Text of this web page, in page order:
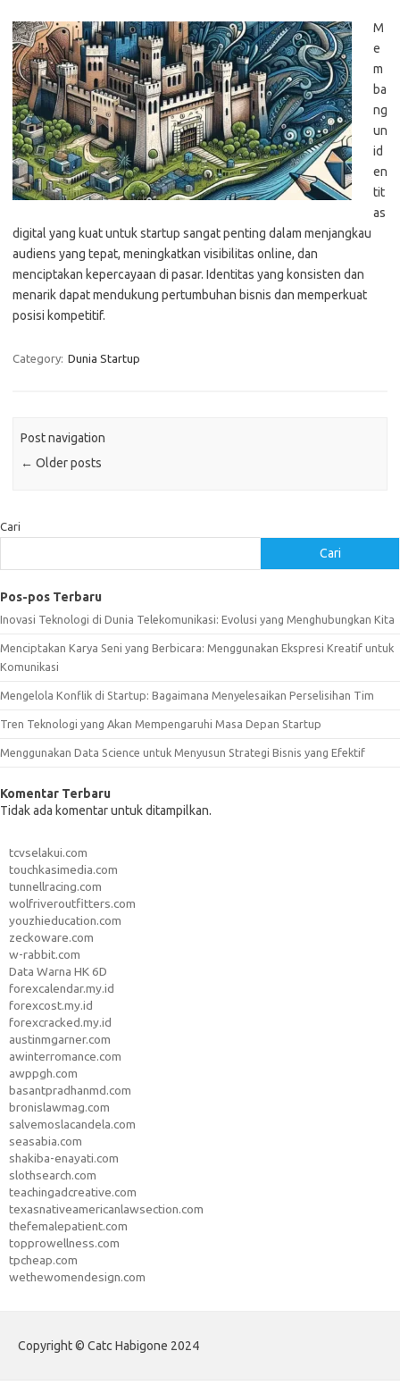
M
e
m
ba
ng
un
id
en
tit
as
digital yang kuat untuk startup sangat penting dalam menjangkau
audiens yang tepat, meningkatkan visibilitas online, dan
menciptakan kepercayaan di pasar. Identitas yang konsisten dan
menarik dapat mendukung pertumbuhan bisnis dan memperkuat
posisi kompetitif.
Category: Dunia Startup
Post navigation
← Older posts
Cari
Cari
Pos-pos Terbaru
Inovasi Teknologi di Dunia Telekomunikasi: Evolusi yang Menghubungkan Kita
Menciptakan Karya Seni yang Berbicara: Menggunakan Ekspresi Kreatif untuk
Komunikasi
Mengelola Konflik di Startup: Bagaimana Menyelesaikan Perselisihan Tim
Tren Teknologi yang Akan Mempengaruhi Masa Depan Startup
Menggunakan Data Science untuk Menyusun Strategi Bisnis yang Efektif
Komentar Terbaru
Tidak ada komentar untuk ditampilkan.
tcvselakui.com
touchkasimedia.com
tunnellracing.com
wolfriveroutfitters.com
youzhieducation.com
zeckoware.com
w-rabbit.com
Data Warna HK 6D
forexcalendar.my.id
forexcost.my.id
forexcracked.my.id
austinmgarner.com
awinterromance.com
awppgh.com
basantpradhanmd.com
bronislawmag.com
salvemoslacandela.com
seasabia.com
shakiba-enayati.com
slothsearch.com
teachingadcreative.com
texasnativeamericanlawsection.com
thefemalepatient.com
topprowellness.com
tpcheap.com
wethewomendesign.com
Copyright © Catc Habigone 2024